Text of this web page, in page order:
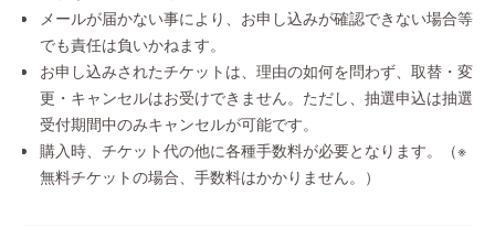
メールが届かない事により、お申し込みが確認できない場合等
でも責任は負いかねます。
お申し込みされたチケットは、理由の如何を問わず、取替・変
更・キャンセルはお受けできません。ただし、抽選申込は抽選
受付期間中のみキャンセルが可能です。
購入時、チケット代の他に各種手数料が必要となります。（※
無料チケットの場合、手数料はかかりません。）